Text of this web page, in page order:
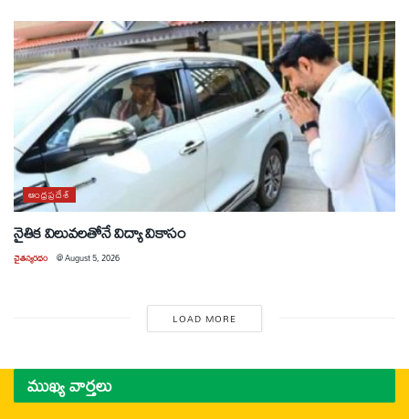
ఆంధ్రప్రదేశ్
నైతిక విలువలతోనే విద్యా వికాసం
చైతన్యరధం @August 5, 2026
LOAD MORE
ముఖ్య వార్తలు